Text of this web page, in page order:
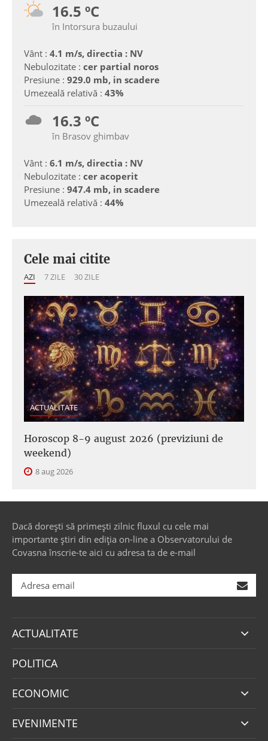
16.5 ºC
în Intorsura buzaului
Vânt : 4.1 m/s, directia : NV
Nebulozitate : cer partial noros
Presiune : 929.0 mb, in scadere
Umezeală relativă : 43%
16.3 ºC
în Brasov ghimbav
Vânt : 6.1 m/s, directia : NV
Nebulozitate : cer acoperit
Presiune : 947.4 mb, in scadere
Umezeală relativă : 44%
Cele mai citite
AZI 7 ZILE 30 ZILE
ACTUALITATE
Horoscop 8-9 august 2026 (previziuni de
weekend)
8 aug 2026
Dacă dorești să primești zilnic fluxul cu cele mai
importante știri din ediția on-line a Observatorului de
Covasna înscrie-te aici cu adresa ta de e-mail
ACTUALITATE
POLITICA
ECONOMIC
EVENIMENTE